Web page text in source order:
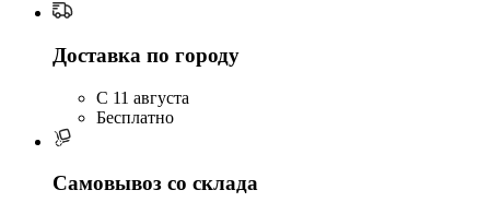
Доставка по городу
C 11 августа
Бесплатно
Самовывоз со склада